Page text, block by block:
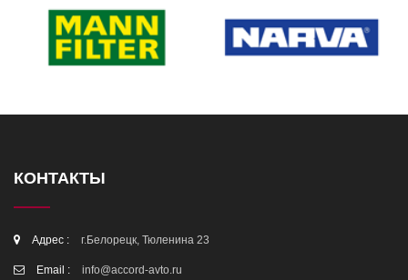
КОНТАКТЫ
Адрес : г.Белорецк, Тюленина 23
Email : info@accord-avto.ru